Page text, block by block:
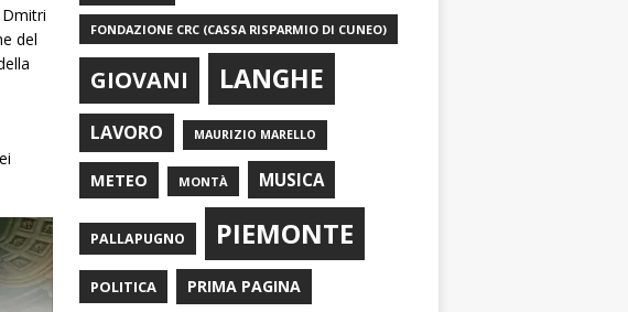
del
FONDAZIONE CRC (CASSA RISPARMIO DI CUNEO)
GIOVANI LANGHE
LAVORO MAURIZIO MARELLO
METEO MONTÀ MUSICA
PALLAPUGNO PIEMONTE
POLITICA PRIMA PAGINA